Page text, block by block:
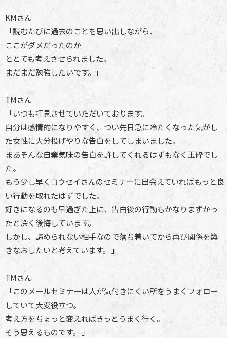
KMさん
「読むたびに過去のことを思い出しながら、
ここがダメだったのか
ととても考えさせられました。
まだまだ勉強したいです。」
TMさん
「いつも拝見させていただいております。
自分は感情的になりやすく、つい先日急に冷たくなった気がし
た女性に大分投げやりな告白をしてしまいました。
まあそんな自棄気味の告白を許してくれるはずもなく玉砕でし
た。
もう少し早くコウセイさんのセミナーに出会えていればもっと良
い行動を取れたはずでした。
好きになるのも早過ぎた上に、告白後の行動もかなりまずかっ
たと深く後悔しています。
しかし、諦められない相手なので落ち着いてから再び関係を築
きなおしたいと考えています。 」
TMさん
「このメールセミナーは人が気付きにくい所をうまくフォロー
していて大変役立つ。
考え方をちょっと変えればきっとうまく行く。
そう思えるものです。 」